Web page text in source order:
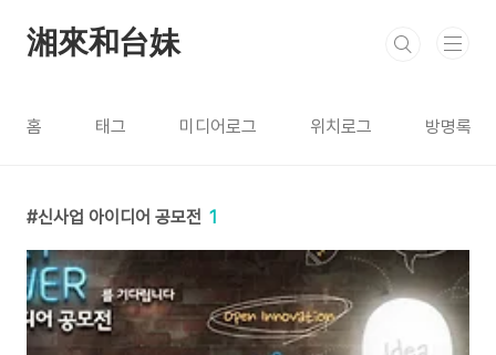
湘來和台妹
홈 태그 미디어로그 위치로그 방명록
신사업 아이디어 공모전 1